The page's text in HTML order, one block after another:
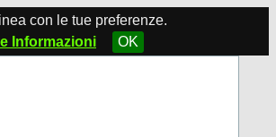
con le tue preferenze.
Informazioni OK